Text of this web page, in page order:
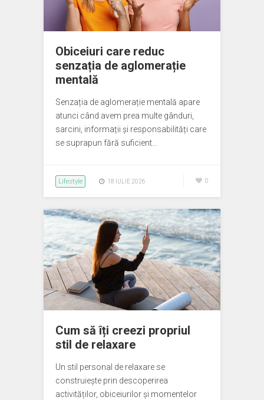
Obiceiuri care reduc
senzația de aglomerație
mentală
Senzația de aglomerație mentală apare
atunci când avem prea multe gânduri,
sarcini, informații și responsabilități care
se suprapun fără suficient…
Lifestyle 18 IULIE 2026 0
Cum să îți creezi propriul
stil de relaxare
Un stil personal de relaxare se
construiește prin descoperirea
activităților, obiceiurilor și momentelor